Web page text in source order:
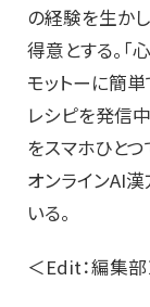
の経験を生か
得意とする。
モットーに簡
レシピを発信
をスマホひと
オンラインAI漢
いる。
＜Edit：編集